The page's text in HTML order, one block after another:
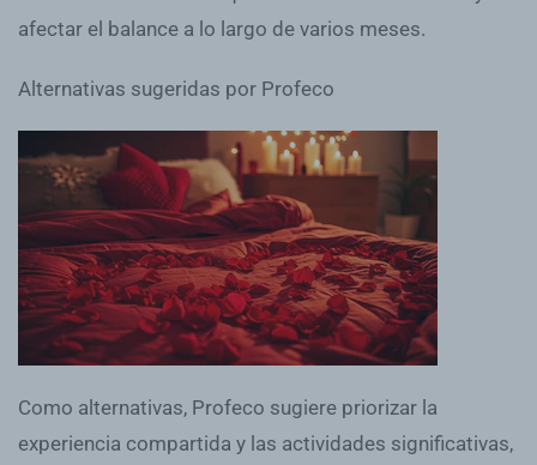
afectar el balance a lo largo de varios meses.
Alternativas sugeridas por Profeco
Como alternativas, Profeco sugiere priorizar la
experiencia compartida y las actividades significativas,